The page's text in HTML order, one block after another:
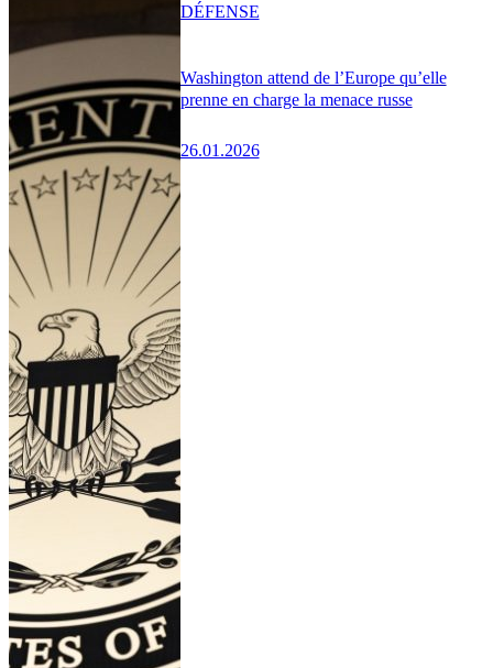
Washington attend de l’Europe qu’elle
prenne en charge la menace russe
26.01.2026
DÉFENSE